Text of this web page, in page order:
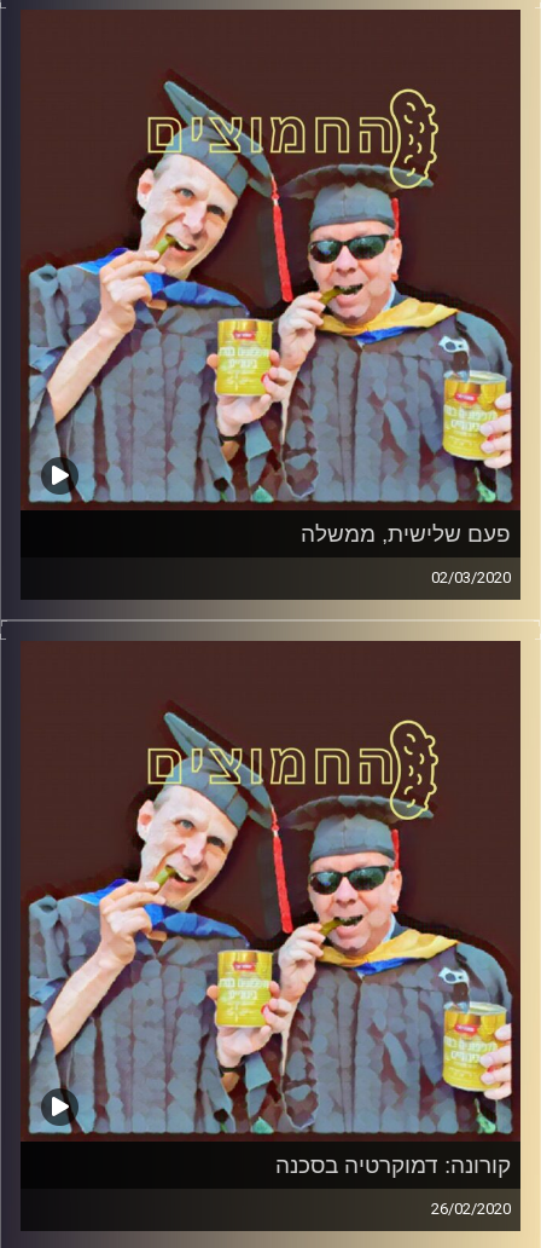
והפעם: קורונה: רוצים קרוב אבל חייבים רחוק
קרדיט תמונות:AudioVersity
פעם שלישית, ממשלה
02/03/2020
החמוצים – בפעם השלישית.
והפעם: שידור חי (כבר לא כל כך) מיוחד מיום הבחירות
השלישי בשנה אחת
קרדיט תמונות:AudioVersity
קורונה: דמוקרטיה בסכנה
26/02/2020